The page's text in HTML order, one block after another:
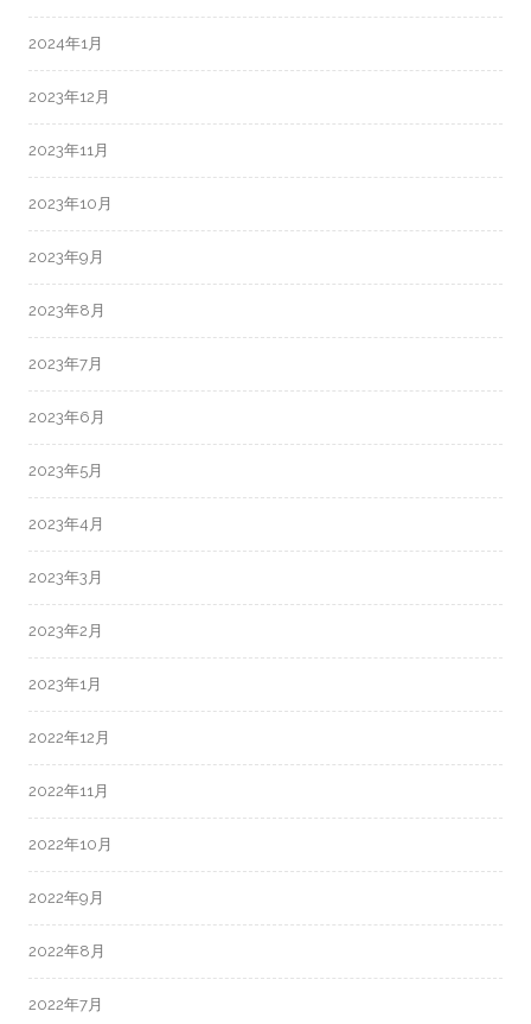
2024年1月
2023年12月
2023年11月
2023年10月
2023年9月
2023年8月
2023年7月
2023年6月
2023年5月
2023年4月
2023年3月
2023年2月
2023年1月
2022年12月
2022年11月
2022年10月
2022年9月
2022年8月
2022年7月